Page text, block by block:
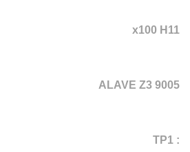
x100 H11
ALAVE Z3 9005
: TP1